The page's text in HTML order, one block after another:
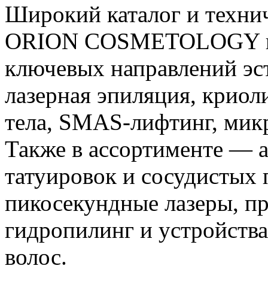
Широкий каталог и
ORION COSMETOLOGY
ключевых направлений
лазерная эпиляция,
тела, SMAS‑лифтинг,
Также в ассортименте —
татуировок и сосудистых
пикосекундные лазеры,
гидропилинг и
волос.